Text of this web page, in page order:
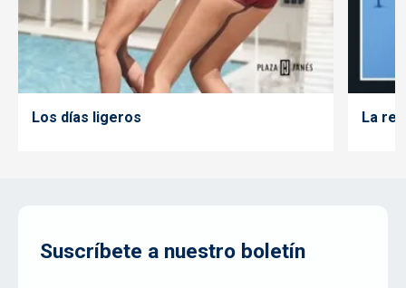
Los días ligeros La
Suscríbete a nuestro boletín